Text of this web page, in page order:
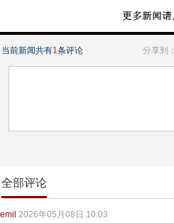
当前新闻共有1 条评论 分享到：
全部评论
emil 2026年05月08日 10:03